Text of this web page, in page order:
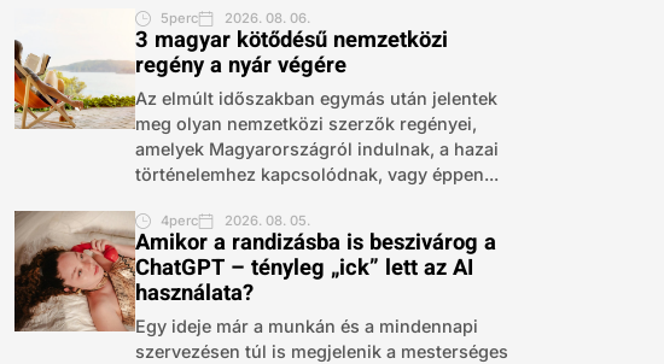
5perc 2026. 08. 06.
3 magyar kötődésű nemzetközi
regény a nyár végére
Az elmúlt időszakban egymás után jelentek
meg olyan nemzetközi szerzők regényei,
amelyek Magyarországról indulnak, a hazai
történelemhez kapcsolódnak, vagy éppen...
4perc 2026. 08. 05.
Amikor a randizásba is beszivárog a
ChatGPT – tényleg „ick” lett az AI
használata?
Egy ideje már a munkán és a mindennapi
szervezésen túl is megjelenik a mesterséges